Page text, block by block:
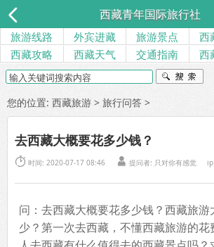
西藏青年国际旅行社
旅游线路 外宾进藏 旅游景点 西
西藏攻略
西藏天气 交通指南 西
您的位置: 西藏旅游 > 旅行问答 >
去西藏大概要花多少钱？
 时间: 2020-07-17 08:46  提问者: 只对你有感觉
问：去西藏大概要花多少钱？西藏旅游
少？第一次去西藏，不懂西藏旅游的花